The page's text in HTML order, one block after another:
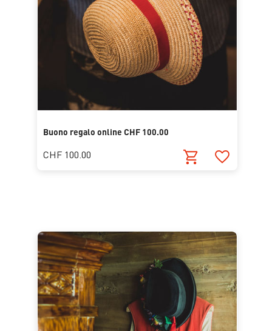
Buono regalo online CHF 100.00
CHF 100.00